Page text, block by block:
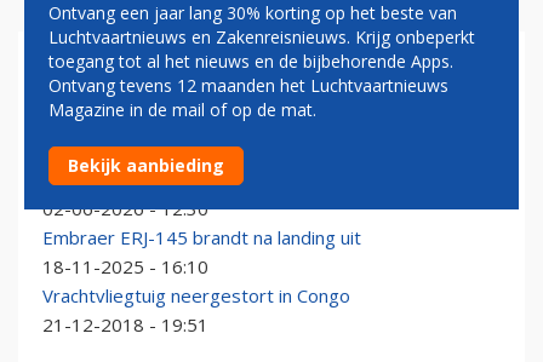
CONGO
Luchthaven Kinshasa heropend, maatregelen tegen
ebola blijven van kracht
02-06-2026 - 12:30
Embraer ERJ-145 brandt na landing uit
18-11-2025 - 16:10
Vrachtvliegtuig neergestort in Congo
21-12-2018 - 19:51
Ontvang een jaar lang 30% korting op het beste van
Luchtvaartnieuws en Zakenreisnieuws. Krijg onbeperkt
toegang tot al het nieuws en de bijbehorende Apps.
Ontvang tevens 12 maanden het Luchtvaartnieuws
Magazine in de mail of op de mat.
Bekijk aanbieding